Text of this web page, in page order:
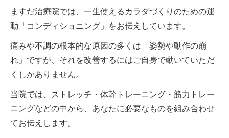
ますだ治療院では、一生使えるカラダづくりのための運
動「コンディショニング」をお伝えしています。
痛みや不調の根本的な原因の多くは「姿勢や動作の崩
れ」ですが、それを改善するにはご自身で動いていただ
くしかありません。
当院では、ストレッチ・体幹トレーニング・筋力トレー
ニングなどの中から、あなたに必要なものを組み合わせ
てお伝えします。